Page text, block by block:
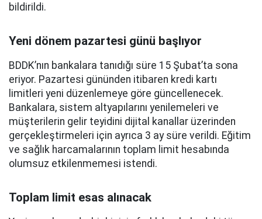
bildirildi.
Yeni dönem pazartesi günü başlıyor
BDDK’nın bankalara tanıdığı süre 15 Şubat’ta sona
eriyor. Pazartesi gününden itibaren kredi kartı
limitleri yeni düzenlemeye göre güncellenecek.
Bankalara, sistem altyapılarını yenilemeleri ve
müşterilerin gelir teyidini dijital kanallar üzerinden
gerçekleştirmeleri için ayrıca 3 ay süre verildi. Eğitim
ve sağlık harcamalarının toplam limit hesabında
olumsuz etkilenmemesi istendi.
Toplam limit esas alınacak